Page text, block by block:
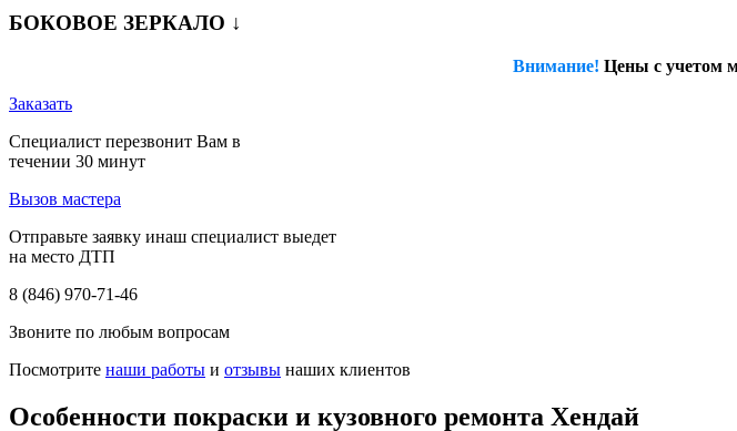
БОКОВОЕ ЗЕРКАЛО ↓
Внимание! Цены с учетом
Заказать
Специалист перезвонит Вам в
течении 30 минут
Вызов мастера
Отправьте заявку инаш специалист выедет
на место ДТП
8 (846) 970-71-46
Звоните по любым вопросам
Посмотрите наши работы и отзывы наших клиентов
Особенности покраски и кузовного ремонта Хендай